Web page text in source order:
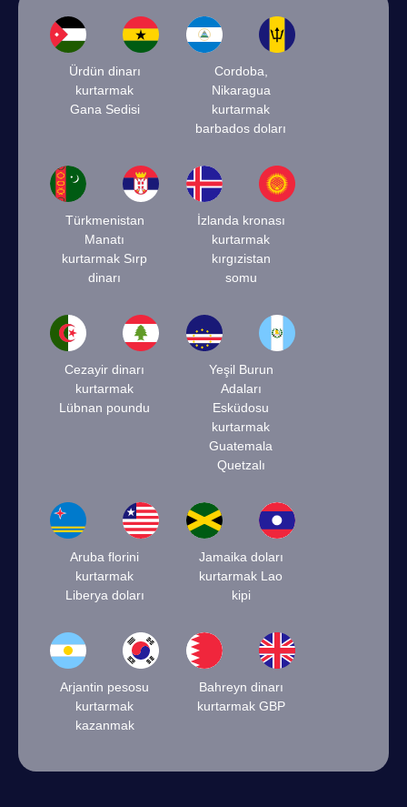
Ürdün dinarı
kurtarmak
Gana Sedisi
Cordoba,
Nikaragua
kurtarmak
barbados doları
Türkmenistan
Manatı
kurtarmak Sırp
dinarı
İzlanda kronası
kurtarmak
kırgızistan
somu
Cezayir dinarı
kurtarmak
Lübnan poundu
Yeşil Burun
Adaları
Esküdosu
kurtarmak
Guatemala
Quetzalı
Aruba florini
kurtarmak
Liberya doları
Jamaika doları
kurtarmak Lao
kipi
Arjantin pesosu
kurtarmak
kazanmak
Bahreyn dinarı
kurtarmak GBP